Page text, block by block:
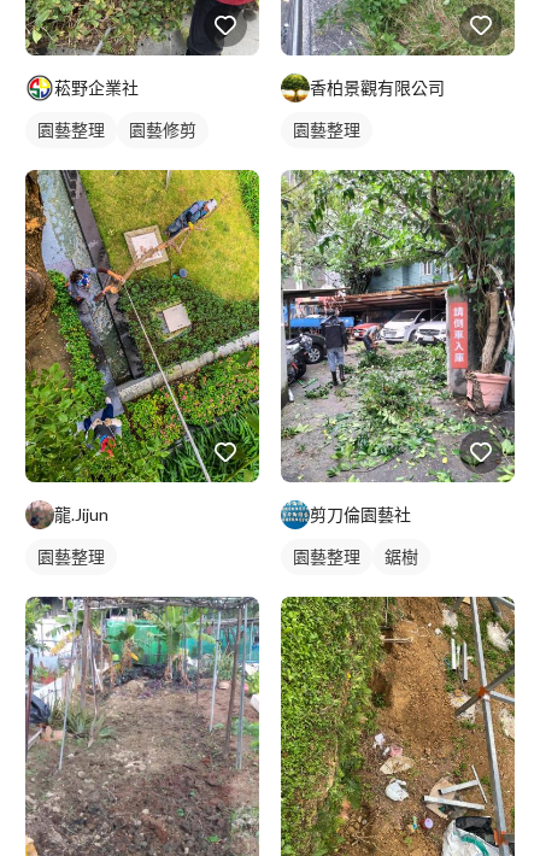
菘野企業社
園藝整理 園藝修剪
龍.Jijun
園藝整理
香柏景觀有限公司
園藝整理
剪刀倫園藝社
園藝整理 鋸樹